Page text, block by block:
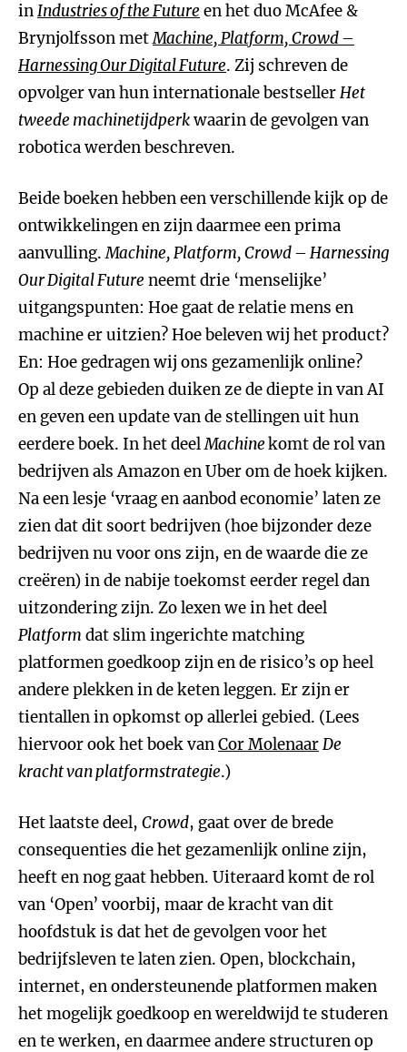
inIndustries of the Future en het duo McAfee &
Brynjolfsson metMachine, Platform, Crowd –
Harnessing Our Digital Future. Zij schreven de
opvolger van hun internationale bestsellerHet
tweede machinetijdperkwaarin de gevolgen van
robotica werden beschreven.
Beide boeken hebben een verschillende kijk op de
ontwikkelingen en zijn daarmee een prima
aanvulling.Machine, Platform, Crowd – Harnessing
Our Digital Future neemt drie ‘menselijke’
uitgangspunten: Hoe gaat de relatie mens en
machine er uitzien? Hoe beleven wij het product?
En: Hoe gedragen wij ons gezamenlijk online?
Op al deze gebieden duiken ze de diepte in van AI
en geven een update van de stellingen uit hun
eerdere boek. In het deelMachinekomt de rol van
bedrijven als Amazon en Uber om de hoek kijken.
Na een lesje ‘vraag en aanbod economie’ laten ze
zien dat dit soort bedrijven (hoe bijzonder deze
bedrijven nu voor ons zijn, en de waarde die ze
creëren) in de nabije toekomst eerder regel dan
uitzondering zijn. Zo lexen we in het deel
Platform dat slim ingerichte matching
platformen goedkoop zijn en de risico’s op heel
andere plekken in de keten leggen. Er zijn er
tientallen in opkomst op allerlei gebied. (Lees
hiervoor ook het boek vanCor MolenaarDe
kracht van platformstrategie.)
Het laatste deel, Crowd, gaat over de brede
consequenties die het gezamenlijk online zijn,
heeft en nog gaat hebben. Uiteraard komt de rol
van ‘Open’ voorbij, maar de kracht van dit
hoofdstuk is dat het de gevolgen voor het
bedrijfsleven te laten zien. Open, blockchain,
internet, en ondersteunende platformen maken
het mogelijk goedkoop en wereldwijd te studeren
en te werken, en daarmee andere structuren op